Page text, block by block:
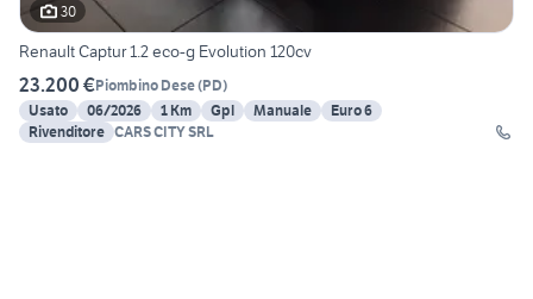
30
Renault Captur 1.2 eco-g Evolution 120cv
23.200 €Piombino Dese(PD)
Usato
06/2026 1 Km Gpl Manuale
Euro 6
Rivenditore CARS CITY SRL